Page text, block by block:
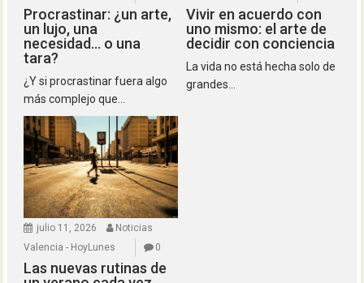
Procrastinar: ¿un arte,
un lujo, una
necesidad… o una
tara?
¿Y si procrastinar fuera algo
más complejo que...
Vivir en acuerdo con
uno mismo: el arte de
decidir con conciencia
La vida no está hecha solo de
grandes...
julio 11, 2026
Noticias
Valencia - HoyLunes
0
Las nuevas rutinas de